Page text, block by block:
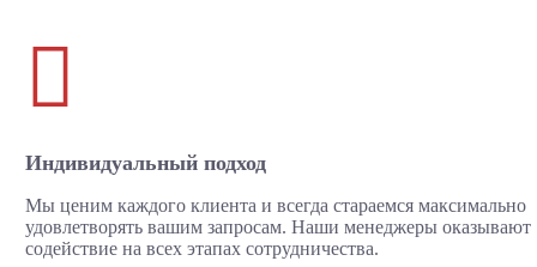

Индивидуальный подход
Мы ценим каждого клиента и всегда стараемся максимально
удовлетворять вашим запросам. Наши менеджеры оказывают
содействие на всех этапах сотрудничества.